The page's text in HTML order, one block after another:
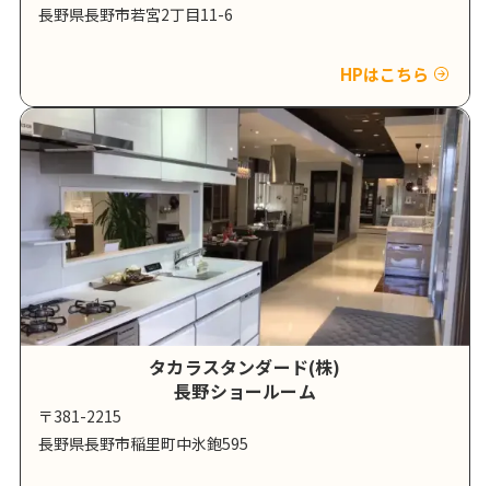
長野県長野市若宮2丁目11-6
HPはこちら
タカラスタンダード(株)
長野ショールーム
〒381-2215
長野県長野市稲里町中氷鉋595